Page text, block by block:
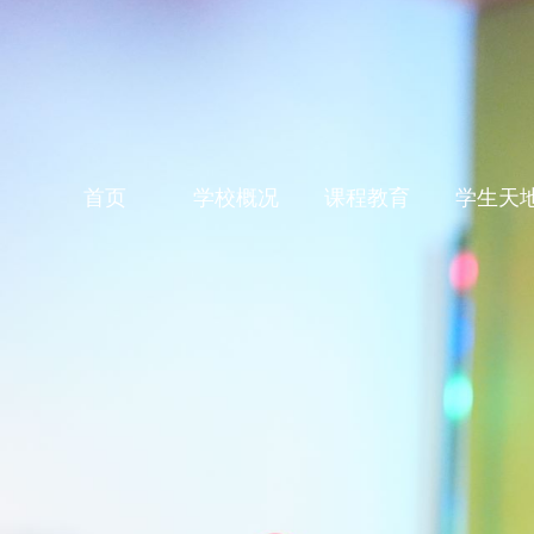
首页 学校概况 课程教育 学生天